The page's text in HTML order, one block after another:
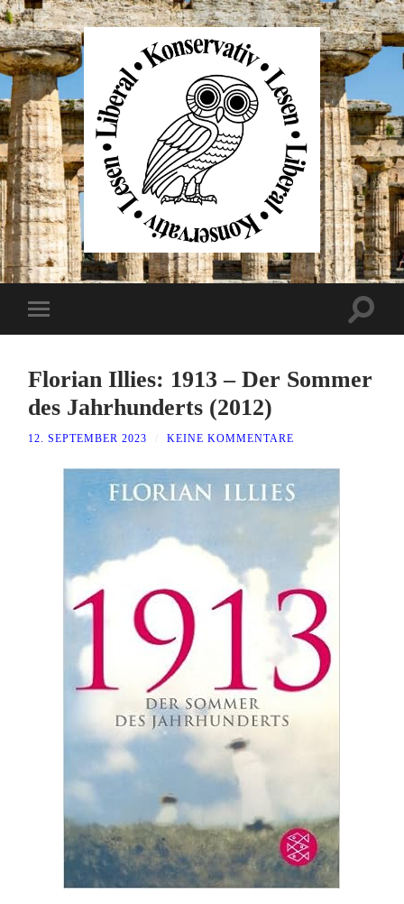
Liberal
Konservativ
Lesen
Menü
Florian Illies: 1913 – Der Sommer
des Jahrhunderts (2012)
12. SEPTEMBER 2023 KEINE KOMMENTARE